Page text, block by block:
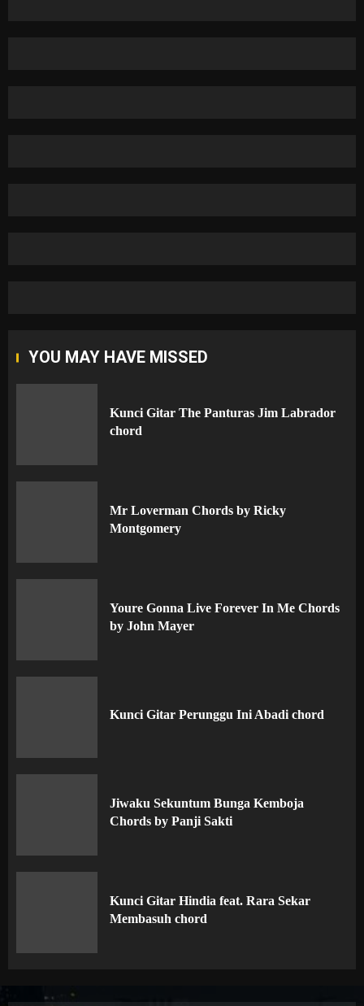
YOU MAY HAVE MISSED
Kunci Gitar The Panturas Jim Labrador
chord
Mr Loverman Chords by Ricky
Montgomery
Youre Gonna Live Forever In Me Chords
by John Mayer
Kunci Gitar Perunggu Ini Abadi chord
Jiwaku Sekuntum Bunga Kemboja
Chords by Panji Sakti
Kunci Gitar Hindia feat. Rara Sekar
Membasuh chord